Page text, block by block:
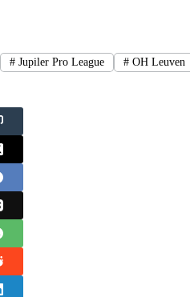
# Jupiler Pro League # OH Leuven